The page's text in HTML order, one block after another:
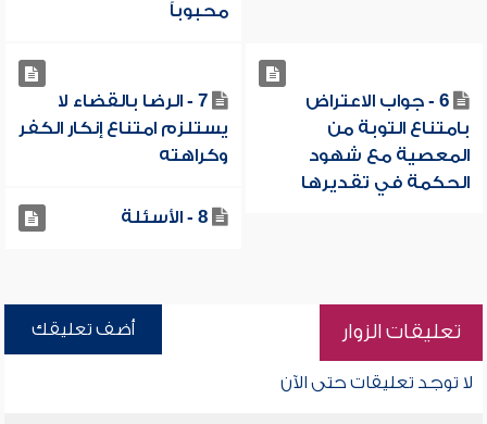
محبوباً
6 - جواب الاعتراض
بامتناع التوبة من
المعصية مع شهود
الحكمة في تقديرها
7 - الرضا بالقضاء لا
يستلزم امتناع إنكار الكفر
وكراهته
8 - الأسئلة
تعليقات الزوار أضف تعليقك
لا توجد تعليقات حتى الآن